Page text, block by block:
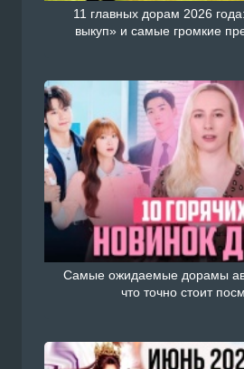
11 главных дорам 2026
выкуп» и самые громкие
Самые ожидаемые дорамы
что точно стоит